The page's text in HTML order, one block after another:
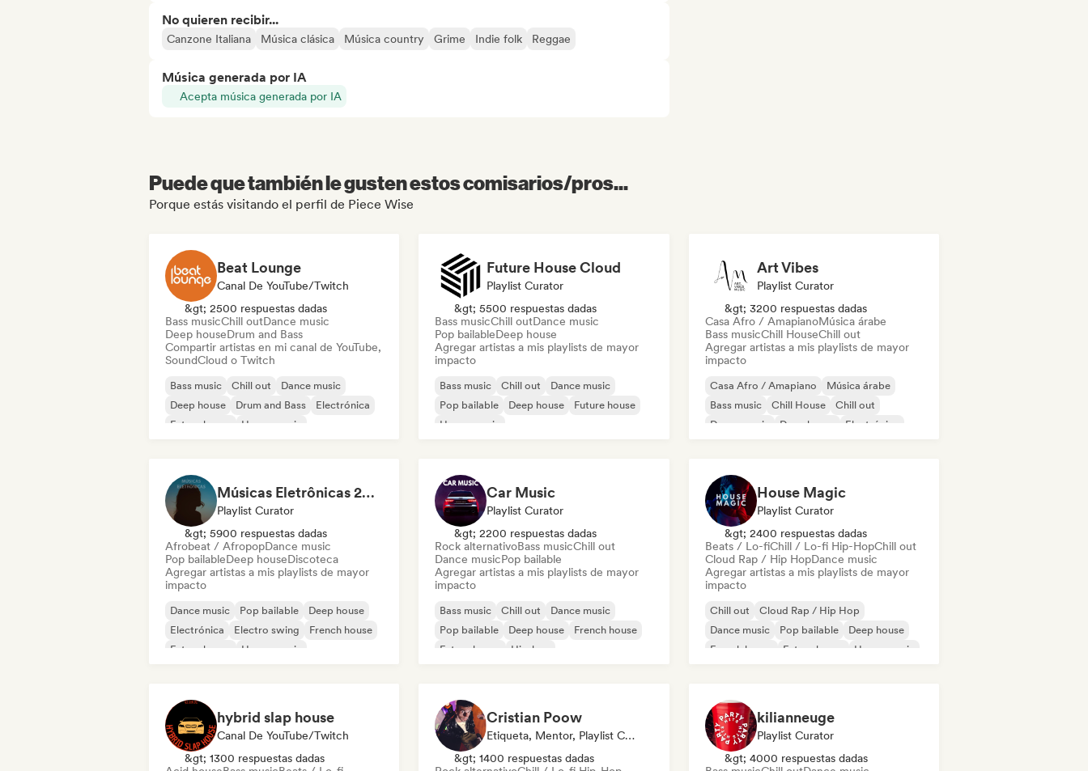
No quieren recibir...
Canzone Italiana Música clásica Música country Grime Indie folk Reggae
Música generada por IA
Acepta música generada por IA
Puede que también le gusten estos comisarios/pros...
Porque estás visitando el perfil de Piece Wise
Beat Lounge
Canal De YouTube/Twitch
&gt; 2500 respuestas dadas
Bass musicChill outDance music
Deep houseDrum and Bass
Compartir artistas en mi canal de YouTube,
SoundCloud o Twitch
Bass music Chill out
Dance music
Deep house
Drum and Bass
Electrónica
Future house
House music
Future House Cloud
Playlist Curator
&gt; 5500 respuestas dadas
Bass musicChill outDance music
Pop bailableDeep house
Agregar artistas a mis playlists de mayor
impacto
Bass music Chill out
Dance music
Pop bailable
Deep house
Future house
House music
Art Vibes
Playlist Curator
&gt; 3200 respuestas dadas
Casa Afro / AmapianoMúsica árabe
Bass musicChill HouseChill out
Agregar artistas a mis playlists de mayor
impacto
Casa Afro / Amapiano
Música árabe
Bass music
Chill House
Chill out
Dance music
Deep house Electrónica
Músicas Eletrônicas 2026
Playlist Curator
&gt; 5900 respuestas dadas
Afrobeat / AfropopDance music
Pop bailableDeep houseDiscoteca
Agregar artistas a mis playlists de mayor
impacto
Dance music Pop bailable
Deep house
Electrónica
Electro swing
French house
Future house
House music
Car Music
Playlist Curator
&gt; 2200 respuestas dadas
Rock alternativoBass musicChill out
Dance musicPop bailable
Agregar artistas a mis playlists de mayor
impacto
Bass music Chill out
Dance music
Pop bailable
Deep house
French house
Future house
Hip-hop
House Magic
Playlist Curator
&gt; 2400 respuestas dadas
Beats / Lo-fiChill / Lo-fi Hip-HopChill out
Cloud Rap / Hip HopDance music
Agregar artistas a mis playlists de mayor
impacto
Chill out
Cloud Rap / Hip Hop
Dance music
Pop bailable
Deep house
French house
Future house House music
hybrid slap house
Canal De YouTube/Twitch
&gt; 1300 respuestas dadas
Cristian Poow
Etiqueta, Mentor, Playlist Curator, Experto En Sonido
&gt; 1400 respuestas dadas
kilianneuge
Playlist Curator
&gt; 4000 respuestas dadas